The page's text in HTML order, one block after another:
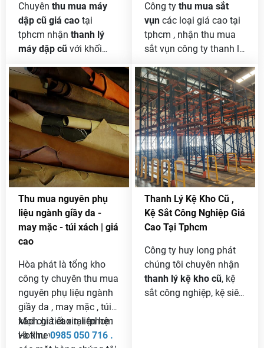
Chuyên thu mua máy
dập cũ giá cao tại
tphcm nhận thanh lý
máy dập cũ với khối
hạn của công ty và
doanh nghiệp thanh lý .
Công ty thu mua sắt
vụn các loại giá cao tại
tphcm , nhận thu mua
sắt vụn công ty thanh lý
cả cạnh tranh và uy tín
nhất trên thị trường .
Báo giá sắt vụn hàng
ngày để các bạn tham
khảo và biết giá chính
xác nhất .
Thu mua nguyên phụ
liệu ngành giầy da -
may mặc - túi xách | giá
cao
Hòa phát là tổng kho
công ty chuyên thu mua
nguyên phụ liệu ngành
giầy da , may mặc , túi
xách giá cao tại tphcm
và khu vực phía nam .
Mọi chi tiết xin liện hệ :
Hotline 0985 050 716 .
Thanh Lý Kệ Kho Cũ ,
Kệ Sắt Công Nghiệp Giá
Cao Tại Tphcm
Công ty huy long phát
chúng tôi chuyên nhận
thanh lý kệ kho cũ, kệ
sắt công nghiệp, kệ siêu